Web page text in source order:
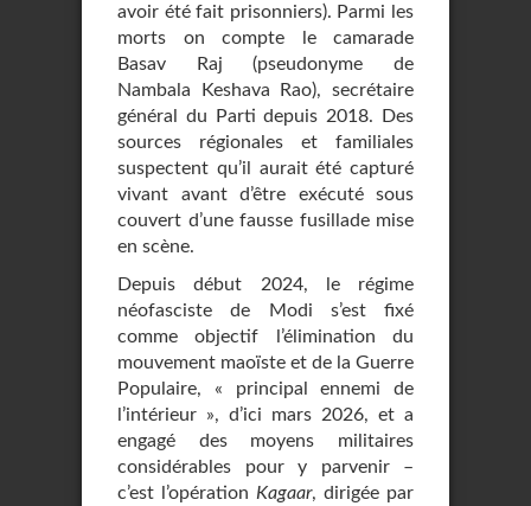
avoir été fait prisonniers). Parmi les
morts on compte le camarade
Basav Raj (pseudonyme de
Nambala Keshava Rao), secrétaire
général du Parti depuis 2018. Des
sources régionales et familiales
suspectent qu’il aurait été capturé
vivant avant d’être exécuté sous
couvert d’une fausse fusillade mise
en scène.
Depuis début 2024, le régime
néofasciste de Modi s’est fixé
comme objectif l’élimination du
mouvement maoïste et de la Guerre
Populaire, « principal ennemi de
l’intérieur », d’ici mars 2026, et a
engagé des moyens militaires
considérables pour y parvenir –
c’est l’opération Kagaar, dirigée par